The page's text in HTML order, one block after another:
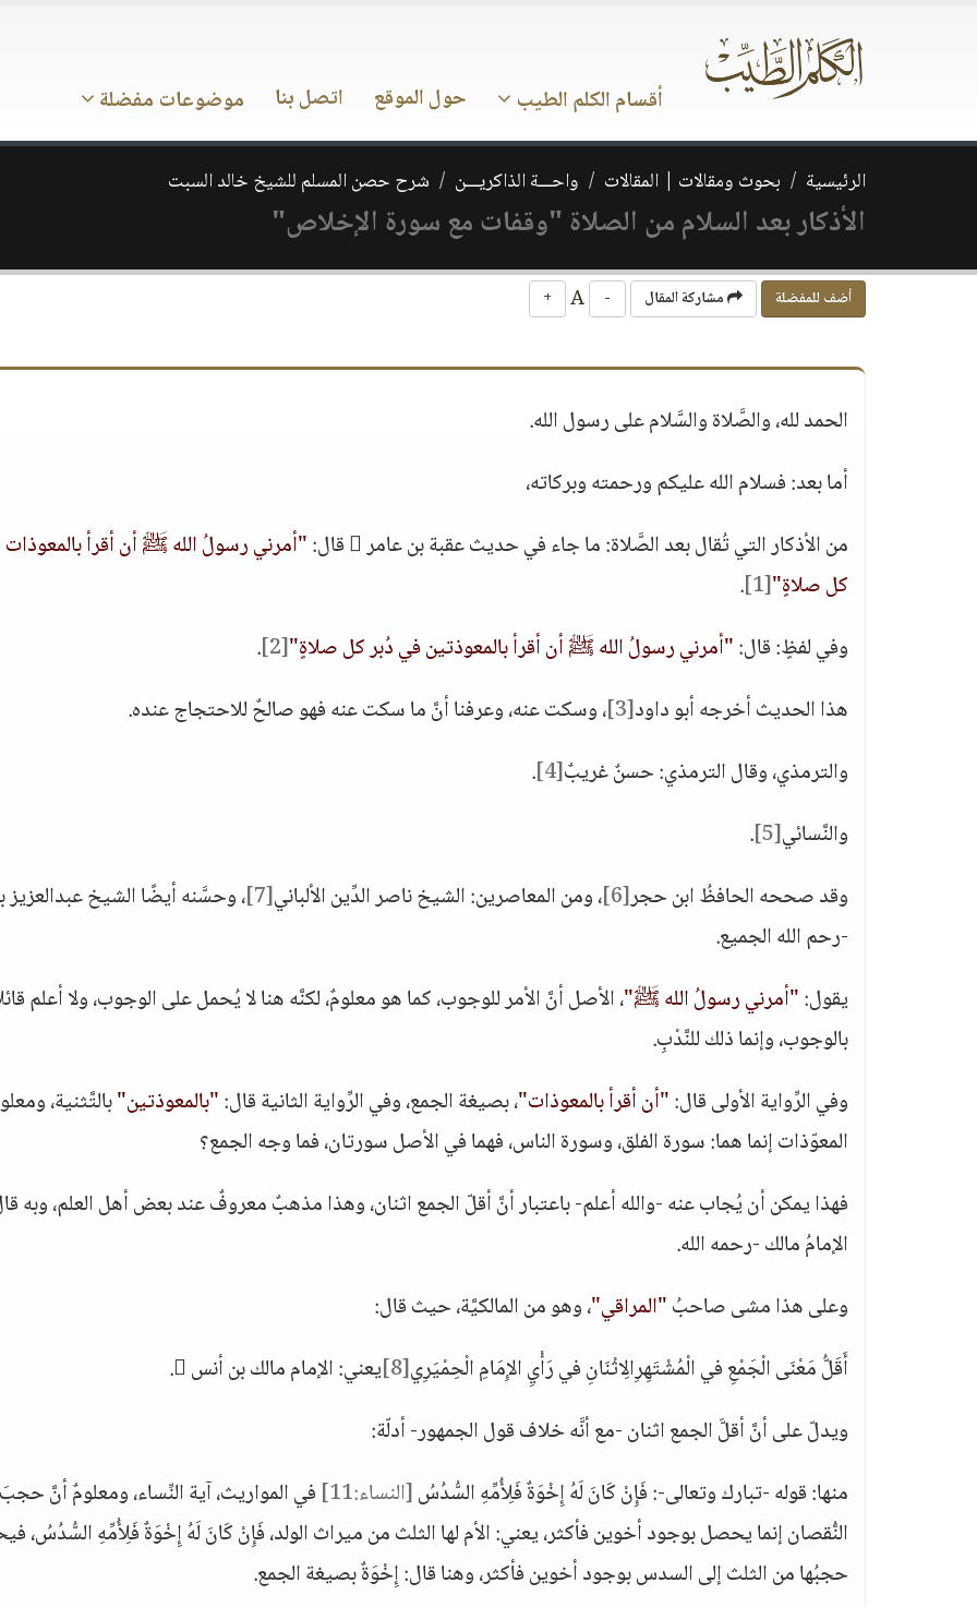
أقسام الكلم الطيب حول الموقع اتصل بنا موضوعات مفضلة
الرئيسية بحوث ومقالات | المقالات واحـــة الذاكريـــن شرح حصن المسلم للشيخ خالد السبت
الأذكار بعد السلام من الصلاة "وقفات مع سورة الإخلاص"
أضف للمفضلة مشاركة المقال -
+
الحمد لله، والصَّلاة والسَّلام على رسول الله.
أما بعد: فسلام الله عليكم ورحمته وبركاته،
من الأذكار التي تُقال بعد الصَّلاة: ما جاء في حديث عقبة بن عامر  قال:
"أمرني رسولُ الله ﷺ أن أقرأ بالمعوذات
كل صلاةٍ"[1]
.
وفي لفظٍ: قال:"أمرني رسولُ الله ﷺ أن أقرأ بالمعوذتين في دُبر كل صلاةٍ"[2]
.
هذا الحديث أخرجه أبو داود[3] ، وسكت عنه، وعرفنا أنَّ ما سكت عنه فهو صالحٌ للاحتجاج عنده.
والترمذي، وقال الترمذي: حسنٌ غريبٌ[4]
.
والنَّسائي[5]
.
وقد صححه الحافظُ ابن حجر[6] ، ومن المعاصرين: الشيخ ناصر الدِّين الألباني[7] ، وحسَّنه أيضًا الشيخ عبدالعزيز
-رحم الله الجميع.
يقول:"أمرني رسولُ الله ﷺ"، الأصل أنَّ الأمر للوجوب، كما هو معلومٌ، لكنَّه هنا لا يُحمل على الوجوب، ولا أعلم
بالوجوب، وإنما ذلك للنَّدْبِ.
وفي الرِّواية الأولى قال:"أن أقرأ بالمعوذات"، بصيغة الجمع، وفي الرِّواية الثانية قال:"بالمعوذتين"بالتَّثنية،
المعوّذات إنما هما: سورة الفلق، وسورة الناس، فهما في الأصل سورتان، فما وجه الجمع؟
فهذا يمكن أن يُجاب عنه -والله أعلم- باعتبار أنَّ أقلّ الجمع اثنان، وهذا مذهبٌ معروفٌ عند بعض أهل العلم، وبه
الإمامُ مالك -رحمه الله.
وعلى هذا مشى صاحبُ"المراقي"، وهو من المالكيَّة، حيث قال:
أَقَلُّ مَعْنَى الْجَمْعِ في الْمُشْتَهِرِالِاثْنَانِ في رَأْيِ الإِمَامِ الْحِمْيَرِي[8] يعني: الإمام مالك بن أنس .
ويدلّ على أنَّ أقلَّ الجمع اثنان -مع أنَّه خلاف قول الجمهور- أدلّة:
منها: قوله -تبارك وتعالى-: فَإِنْ كَانَ لَهُ إِخْوَةٌ فَلِأُمِّهِ السُّدُسُ[النساء:11]
في المواريث، آية النِّساء، ومعلومٌ أنَّ حجبَ
النُّقصان إنما يحصل بوجود أخوين فأكثر، يعني: الأم لها الثلث من ميراث الولد، فَإِنْ كَانَ لَهُ إِخْوَةٌ فَلِأُمِّهِ السُّدُسُ،
حجبُها من الثلث إلى السدس بوجود أخوين فأكثر، وهنا قال: إِخْوَةٌ بصيغة الجمع.